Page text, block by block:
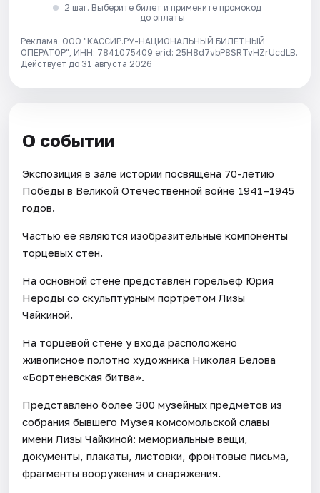
2 шаг. Выберите билет и примените промокод
до оплаты
Реклама. ООО "КАССИР.РУ-НАЦИОНАЛЬНЫЙ БИЛЕТНЫЙ
ОПЕРАТОР", ИНН: 7841075409 erid: 25H8d7vbP8SRTvHZrUcdLB.
Действует до 31 августа 2026
О событии
Экспозиция в зале истории посвящена 70-летию
Победы в Великой Отечественной войне 1941–1945
годов.
Частью ее являются изобразительные компоненты
торцевых стен.
На основной стене представлен горельеф Юрия
Нероды со скульптурным портретом Лизы
Чайкиной.
На торцевой стене у входа расположено
живописное полотно художника Николая Белова
«Бортеневская битва».
Представлено более 300 музейных предметов из
собрания бывшего Музея комсомольской славы
имени Лизы Чайкиной: мемориальные вещи,
документы, плакаты, листовки, фронтовые письма,
фрагменты вооружения и снаряжения.